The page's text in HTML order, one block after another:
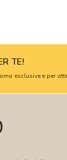
TE!
esclusive e per